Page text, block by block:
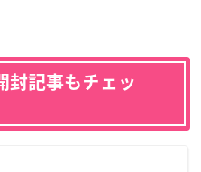
封記事もチェッ